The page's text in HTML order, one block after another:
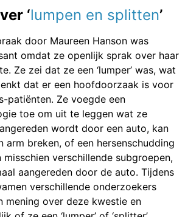
‘lumpen en splitten’
door Maureen Hanson was
omdat ze openlijk sprak over haar
Ze zei dat ze een ‘lumper’ was, wat
dat er een hoofdoorzaak is voor
patiënten. Ze voegde een
toe om uit te leggen wat ze
wordt door een auto, kan
arm breken, of een hersenschudding
misschien verschillende subgroepen,
aangereden door de auto. Tijdens
verschillende onderzoekers
mening over deze kwestie en